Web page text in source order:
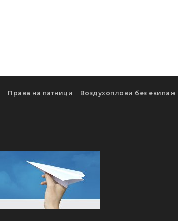
Права на патници Воздухоплови без екипаж